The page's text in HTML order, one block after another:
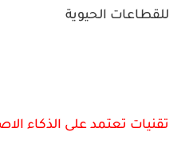
للقطاعات الحيوية
تقنيات تعتمد على الذكاء